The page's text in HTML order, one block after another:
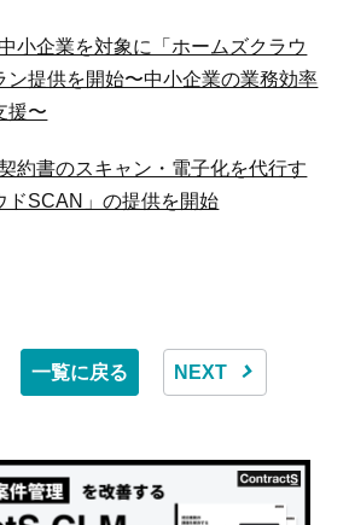
小企業を対象に「ホームズクラウ
ン提供を開始〜中小企業の業務効率
援〜
約書のスキャン・電子化を代行す
ドSCAN」の提供を開始
一覧に戻る NEXT